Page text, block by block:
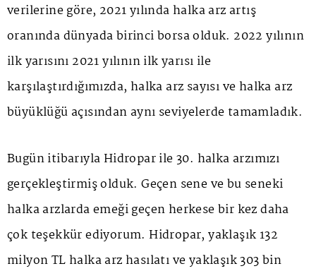
verilerine göre, 2021 yılında halka arz artış
oranında dünyada birinci borsa olduk. 2022 yılının
ilk yarısını 2021 yılının ilk yarısı ile
karşılaştırdığımızda, halka arz sayısı ve halka arz
büyüklüğü açısından aynı seviyelerde tamamladık.
Bugün itibarıyla Hidropar ile 30. halka arzımızı
gerçekleştirmiş olduk. Geçen sene ve bu seneki
halka arzlarda emeği geçen herkese bir kez daha
çok teşekkür ediyorum. Hidropar, yaklaşık 132
milyon TL halka arz hasılatı ve yaklaşık 303 bin